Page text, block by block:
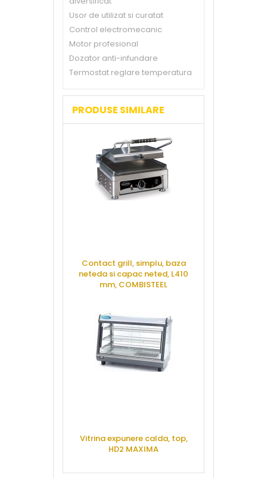
Usor de utilizat si curatat
Control electromecanic
Motor profesional
Dozator anti-infundare
Termostat reglare temperatura
PRODUSE SIMILARE
Contact grill, simplu, baza
neteda si capac neted, L410
mm, COMBISTEEL
Vitrina expunere calda, top,
HD2 MAXIMA